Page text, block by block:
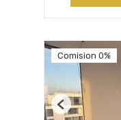
Comision 0%
Previous